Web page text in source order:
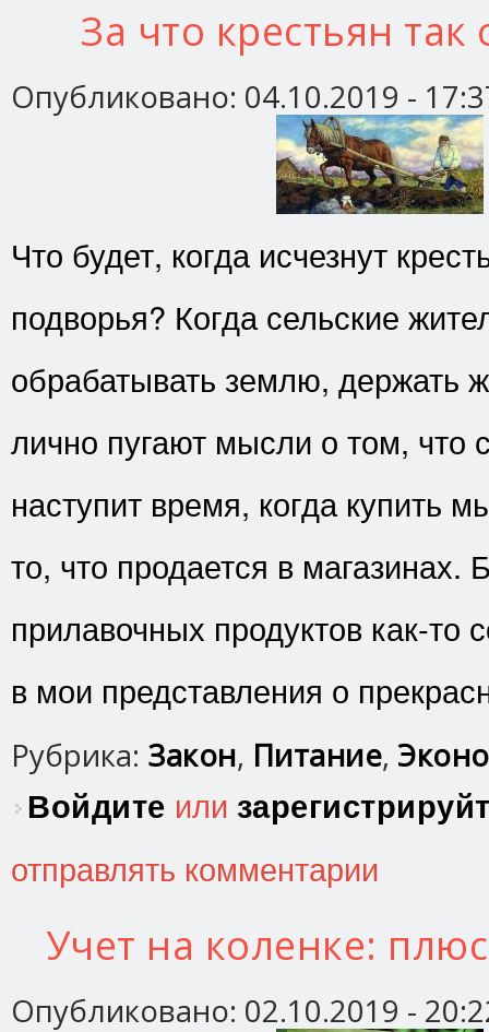
За что крестьян так
Опубликовано: 04.10.2019 -
Что будет, когда исчезнут
подворья? Когда сельские
обрабатывать землю, держать
лично пугают мысли о том, что
наступит время, когда купить
то, что продается в магазинах.
прилавочных продуктов как-то
в мои представления о
Рубрика: Закон, Питание,
Войдите или
отправлять комментарии
Учет на коленке:
Опубликовано: 02.10.2019 -